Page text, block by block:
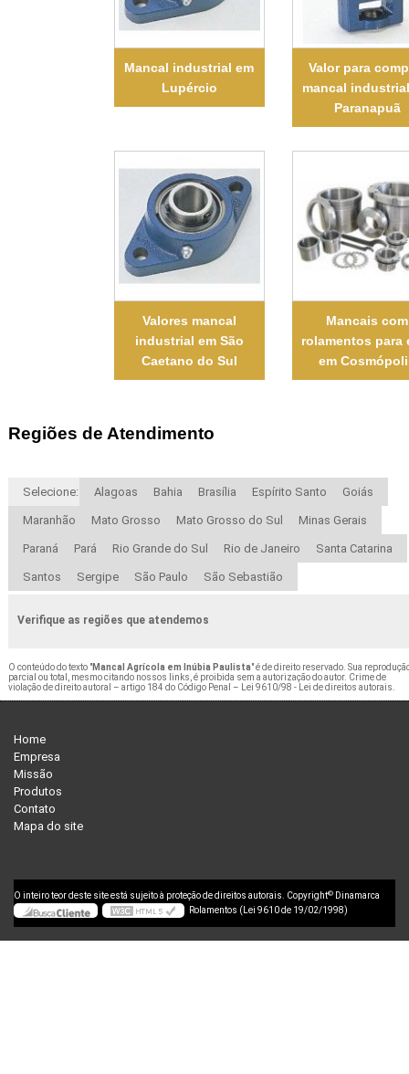
Mancal industrial em
Lupércio
Valor para
mancal
Paranapuã
Valores mancal
industrial em São
Caetano do Sul
Mancais com
rolamentos para
em
Regiões de Atendimento
Selecione: Alagoas Bahia Brasília Espírito Santo Goiás
Maranhão Mato Grosso Mato Grosso do Sul Minas Gerais
Paraná Pará Rio Grande do Sul Rio de Janeiro Santa Catarina
Santos Sergipe São Paulo São Sebastião
Verifique as regiões que atendemos
O conteúdo do texto "Mancal Agrícola em Inúbia Paulista" é de direito reservado. Sua
parcial ou total, mesmo citando nossos links, é proibida sem a autorização do autor. Crime de
violação de direito autoral – artigo 184 do Código Penal – Lei 9610/98 - Lei de direitos autorais.
Home
Empresa
Missão
Produtos
Contato
Mapa do site
O inteiro teor deste site está sujeito à proteção de direitos autorais. Copyright© Dinamarca
Rolamentos (Lei 9610 de 19/02/1998)